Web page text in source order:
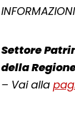
INFORMAZIONI
Settore
della
– Vai alla